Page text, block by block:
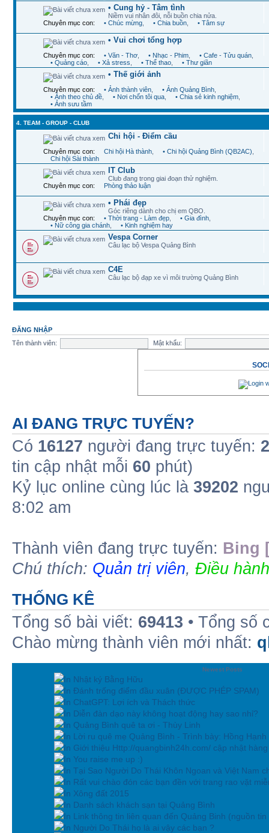
• Cung hỷ - Tâm tình
Niềm vui nhân đôi, nỗi buồn chia nửa.
Chuyên mục con:
• Chúc mừng • Chia buồn • Tâm sự
• Vui chơi tổng hợp
Chuyên mục con: • Văn - Thơ • Nhạc - Phim • Cafe - Tửu quán
• Quảng cáo
• Xả stress • Thể thao • Thư giãn
• Thế giới ảnh
Chuyên mục con: • Ảnh thành viên • Ảnh Quảng Bình
• Ảnh theo chủ đề
• Nơi chốn tôi qua • Chia sẻ kinh nghiệm
• Ảnh sưu tầm
4. TEAM - GROUP - CLUB
Chi hội - Điểm cầu
Chuyên mục con: Chi hội Hà thành • Chi hội Quảng Bình (QB2AC)
Chi hội Sài thành
IT Club
Club đang trong giai đoạn thử nghiệm.
Chuyên mục con:
Phòng thảo luận
• Phái đẹp
Góc riêng dành cho chị em QBO.
Chuyên mục con:
• Thời trang - Làm đẹp • Gia đình
• Nữ công gia chánh
• Kinh nghiệm hay
Vespa Corner
Câu lạc bộ Vespa Quảng Bình
C4E
Câu lạc bộ đạp xe vì môi trường Quảng Bình
ĐĂNG NHẬP
Tên thành viên:
Mật khẩu:
AI ĐANG TRỰC TUYẾN?
Có 16127 người đang trực tuyến: 2
tin cập nhật mỗi 60 phút)
Kỷ lục online cùng lúc là 39202
8:02 am
Thành viên đang trực tuyến: Bing
Chú thích: Quản trị viên, Điều
THỐNG KÊ
Tổng số bài viết: 69413 • Tổng số
Chào mừng thành viên mới nhất:
Newest Posts
In Nhật ký Bằng Hữu
In Đánh trống điểm đầu xuân (ĐƯỢC PHÉP SPAM)
In ChatGPT: Lợi ích và Thách thức
In Diễn đàn dạo này không hoạt động hay sao nhỉ?
In Quảng Bình quê ta ơi - Thùy Linh
In Lời ru quê mẹ Quảng Bình - Trình bày: Hồng Hạnh
In Giới thiệu Http://quangbinh24h.com/ cập nhật
In You raise me up :)
In Tại Sao Người Do Thái Khôn Ngoan và Việt Nam
In Rất vui chào đón các bạn đền với trang rao vặt
In Xông đất 2015
In Danh sách khách sạn tại Quảng Bình
In Link thông tin liên quan đến Quảng Binh (nguồn tin
In Người Do Thái họ là ai vậy các bạn ?